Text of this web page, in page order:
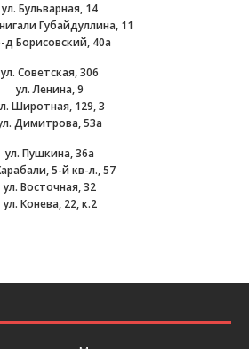
ул. Бульварная, 14
Губайдуллина, 11
д Борисовский, 40а
ул. Советская, 306
ул. Ленина, 9
Широтная, 129, 3
Димитрова, 53а
ул. Пушкина, 36а
5-й кв-л., 57
ул. Восточная, 32
ул. Конева, 22, к.2